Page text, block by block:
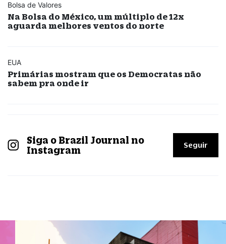
Bolsa de Valores
Na Bolsa do México, um múltiplo de 12x
aguarda melhores ventos do norte
EUA
Primárias mostram que os Democratas não
sabem pra onde ir
Siga o Brazil Journal no
Instagram
Seguir